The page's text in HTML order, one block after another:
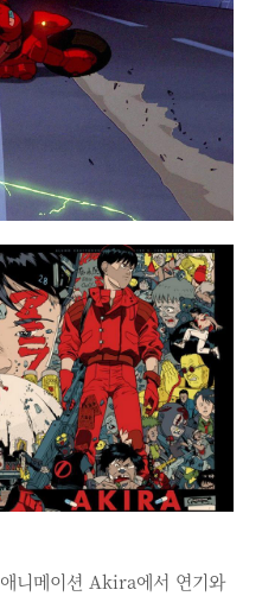
니메이션 Akira에서 연기와